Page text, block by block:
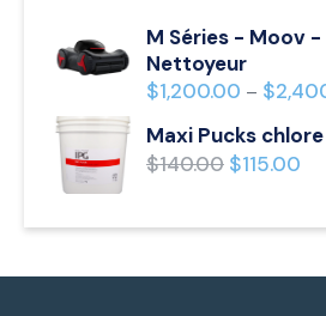
M Séries - Moov
Nettoyeur
$1,200.00 – $
Maxi Pucks chlore
$140.00 $115.00